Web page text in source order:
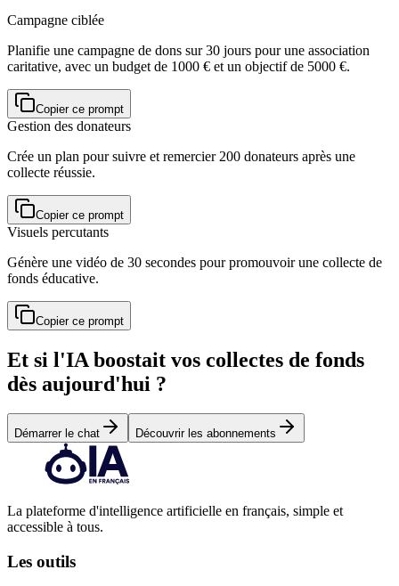
Campagne ciblée
Planifie une campagne de dons sur 30 jours pour une association
caritative, avec un budget de 1000 € et un objectif de 5000 €.
Copier ce prompt
Gestion des donateurs
Crée un plan pour suivre et remercier 200 donateurs après une
collecte réussie.
Copier ce prompt
Visuels percutants
Génère une vidéo de 30 secondes pour promouvoir une collecte de
fonds éducative.
Copier ce prompt
Et si l'IA boostait vos collectes de fonds
dès aujourd'hui ?
Démarrer le chat Découvrir les abonnements
La plateforme d'intelligence artificielle en français, simple et
accessible à tous.
Les outils